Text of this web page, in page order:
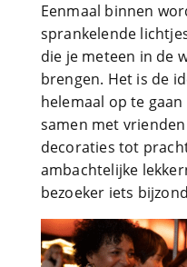
Eenmaal binnen
sprankelende
die je meteen in de
brengen. Het is de
helemaal op te
samen met
decoraties tot
ambachtelijke
bezoeker iets